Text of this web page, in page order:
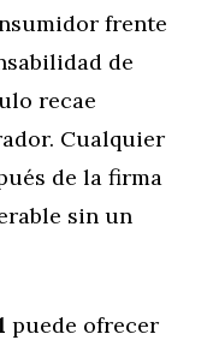
frente
de
recae
Cualquier
de la firma
sin un
puede ofrecer